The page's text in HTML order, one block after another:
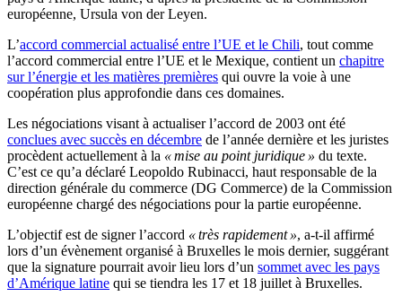
européenne, Ursula von der Leyen.
L’accord commercial actualisé entre l’UE et le Chili, tout comme
l’accord commercial entre l’UE et le Mexique, contient un chapitre
sur l’énergie et les matières premières qui ouvre la voie à une
coopération plus approfondie dans ces domaines.
Les négociations visant à actualiser l’accord de 2003 ont été
conclues avec succès en décembre de l’année dernière et les juristes
procèdent actuellement à la « mise au point juridique » du texte.
C’est ce qu’a déclaré Leopoldo Rubinacci, haut responsable de la
direction générale du commerce (DG Commerce) de la Commission
européenne chargé des négociations pour la partie européenne.
L’objectif est de signer l’accord « très rapidement », a-t-il affirmé
lors d’un évènement organisé à Bruxelles le mois dernier, suggérant
que la signature pourrait avoir lieu lors d’un sommet avec les pays
d’Amérique latine qui se tiendra les 17 et 18 juillet à Bruxelles.